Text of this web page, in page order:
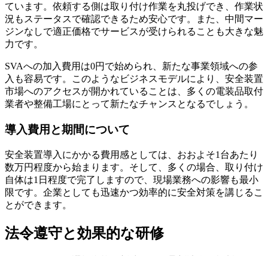
ています。依頼する側は取り付け作業を丸投げでき、作業状
況もステータスで確認できるため安心です。また、中間マー
ジンなしで適正価格でサービスが受けられることも大きな魅
力です。
SVAへの加入費用は0円で始められ、新たな事業領域への参
入も容易です。このようなビジネスモデルにより、安全装置
市場へのアクセスが開かれていることは、多くの電装品取付
業者や整備工場にとって新たなチャンスとなるでしょう。
導入費用と期間について
安全装置導入にかかる費用感としては、おおよそ1台あたり
数万円程度から始まります。そして、多くの場合、取り付け
自体は1日程度で完了しますので、現場業務への影響も最小
限です。企業としても迅速かつ効率的に安全対策を講じるこ
とができます。
法令遵守と効果的な研修